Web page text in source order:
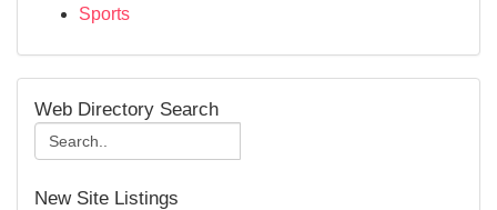
Sports
Web Directory Search
New Site Listings